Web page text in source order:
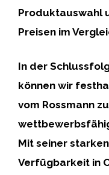
Produktauswahl
Preisen im
In der
können wir
vom Rossmann
Mit seiner
Verfügbarkeit in